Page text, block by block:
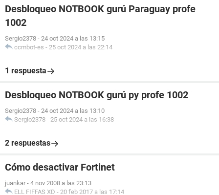
Desbloqueo NOTBOOK gurú Paraguay profe
1002
Sergio2378 - 24 oct 2024 a las 13:15
ccmbot-es - 25 oct 2024 a las 22:14
1 respuesta
Desbloqueo NOTBOOK gurú py profe 1002
Sergio2378 - 24 oct 2024 a las 13:10
Sergio2378 - 25 oct 2024 a las 16:38
2 respuestas
Cómo desactivar Fortinet
juankar - 4 nov 2008 a las 23:13
ELL FIFFAS XD - 20 feb 2017 a las 17:14